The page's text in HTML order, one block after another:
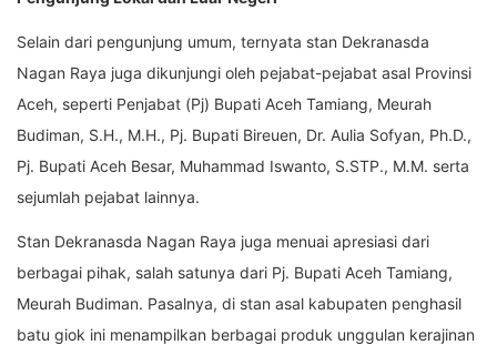
Selain dari pengunjung umum, ternyata stan Dekranasda
Nagan Raya juga dikunjungi oleh pejabat-pejabat asal Provinsi
Aceh, seperti Penjabat (Pj) Bupati Aceh Tamiang, Meurah
Budiman, S.H., M.H., Pj. Bupati Bireuen, Dr. Aulia Sofyan, Ph.D.,
Pj. Bupati Aceh Besar, Muhammad Iswanto, S.STP., M.M. serta
sejumlah pejabat lainnya.
Stan Dekranasda Nagan Raya juga menuai apresiasi dari
berbagai pihak, salah satunya dari Pj. Bupati Aceh Tamiang,
Meurah Budiman. Pasalnya, di stan asal kabupaten penghasil
batu giok ini menampilkan berbagai produk unggulan kerajinan